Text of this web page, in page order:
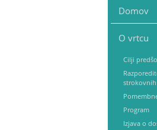
Domov
O vrtcu
Cilji
Program
Izjava o